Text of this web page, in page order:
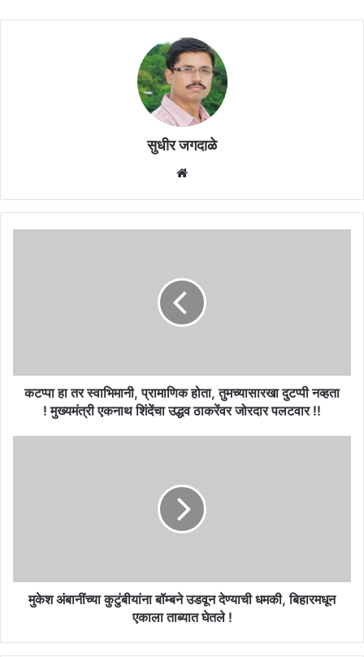
सुधीर जगदाळे
नव्हता
मुख्यमंत्री
कटप्पा हा तर स्वाभिमानी, प्रामाणिक होता, तुमच्यासारखा दुटप्पी नव्हता
! मुख्यमंत्री एकनाथ शिंदेंचा उद्धव ठाकरेंवर जोरदार पलटवार !!
एकाला
ताब्यातमुकेश अंबानींच्या कुटुंबीयांना बॉम्बने उडवून देण्याची धमकी, बिहारमधून
एकाला ताब्यात घेतले !